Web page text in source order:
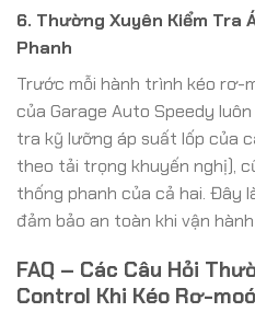
6. Thường Xuyên Kiểm Tra
Phanh
Trước mỗi hành trình kéo rơ-
của Garage Auto Speedy
tra kỹ lưỡng áp suất lốp của
theo tải trọng khuyến nghị),
thống phanh của cả hai. Đây
đảm bảo an toàn khi vận
FAQ – Các Câu Hỏi
Control Khi Kéo Rơ-